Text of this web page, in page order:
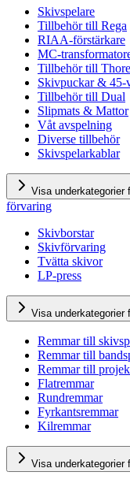
Skivspelare
Tillbehör till Rega
RIAA-förstärkare
MC-
Tillbehör till
Skivpuckar & 45-
Tillbehör till Dual
Slipmats & Mattor
Våt avspelning
Diverse tillbehör
Skivspelarkablar
Visa underkategorier
förvaring
Skivborstar
Skivförvaring
Tvätta skivor
LP-press
Visa underkategorier
Remmar till
Remmar till
Remmar till
Flatremmar
Rundremmar
Fyrkantsremmar
Kilremmar
Visa underkategorier